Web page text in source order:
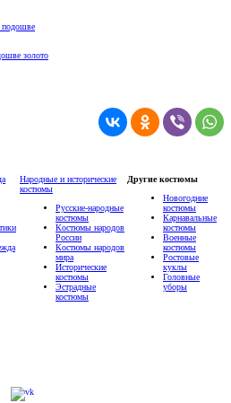
золото
Народные и исторические
костюмы
Русские-народные
костюмы
Костюмы народов
России
Костюмы народов
мира
Исторические
костюмы
Эстрадные
костюмы
Другие костюмы
Новогодние
костюмы
Карнавальные
костюмы
Военные
костюмы
Ростовые
куклы
Головные
уборы